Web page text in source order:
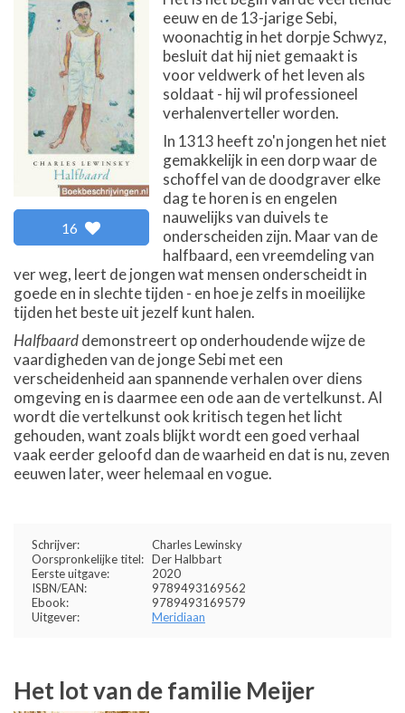
16
eeuw en de 13-jarige Sebi,
woonachtig in het dorpje Schwyz,
besluit dat hij niet gemaakt is
voor veldwerk of het leven als
soldaat - hij wil professioneel
verhalenverteller worden.
In 1313 heeft zo'n jongen het niet
gemakkelijk in een dorp waar de
schoffel van de doodgraver elke
dag te horen is en engelen
nauwelijks van duivels te
onderscheiden zijn. Maar van de
halfbaard, een vreemdeling van
ver weg, leert de jongen wat mensen onderscheidt in
goede en in slechte tijden - en hoe je zelfs in moeilijke
tijden het beste uit jezelf kunt halen.
Halfbaarddemonstreert op onderhoudende wijze de
vaardigheden van de jonge Sebi met een
verscheidenheid aan spannende verhalen over diens
omgeving en is daarmee een ode aan de vertelkunst. Al
wordt die vertelkunst ook kritisch tegen het licht
gehouden, want zoals blijkt wordt een goed verhaal
vaak eerder geloofd dan de waarheid en dat is nu, zeven
eeuwen later, weer helemaal en vogue.
Schrijver:
Charles Lewinsky
Oorspronkelijke titel: Der Halbbart
Eerste uitgave:
2020
ISBN/EAN:
9789493169562
Ebook:
9789493169579
Uitgever:
Meridiaan
Het lot van de familie Meijer